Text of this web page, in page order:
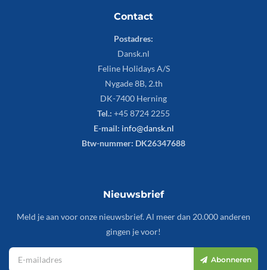
Contact
Postadres:
Dansk.nl
Feline Holidays A/S
Nygade 8B, 2.th
DK-7400 Herning
Tel.: +45 8724 2255
E-mail: info@dansk.nl
Btw-nummer: DK26347688
Nieuwsbrief
Meld je aan voor onze nieuwsbrief. Al meer dan 20.000 anderen
gingen je voor!
Abonneren